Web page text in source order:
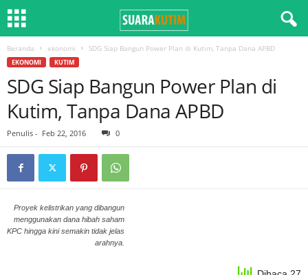
Beranda ekonomi SDG Siap Bangun Power Plan di Kutim, Tanpa Dana APBD
EKONOMI KUTIM
SDG Siap Bangun Power Plan di
Kutim, Tanpa Dana APBD
Penulis - Feb 22, 2016 0
Proyek kelistrikan yang dibangun
menggunakan dana hibah saham
KPC hingga kini semakin tidak jelas
arahnya.